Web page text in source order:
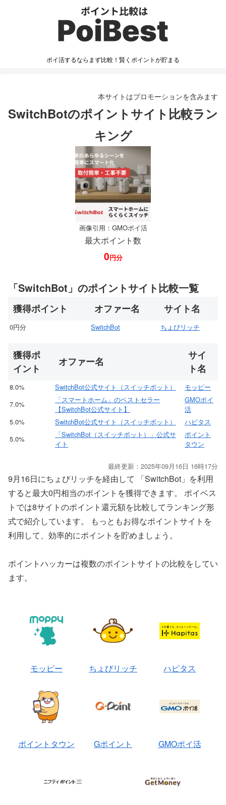
ポイ活するならまず比較！賢くポイントが貯まる
本サイトはプロモーションを含みます
SwitchBotのポイントサイト比較ラン
キング
画像引用：GMOポイ活
最大ポイント数
0円分
「SwitchBot」のポイントサイト比較一覧
獲得ポイント オファー名 サイト名
0円分 SwitchBot ちょびリッチ
獲得ポ
イント
オファー名
サイ
ト名
8.0% SwitchBot公式サイト（スイッチボット）
モッピー
7.0%
「スマートホーム」のベストセラー
【SwitchBot公式サイト】
GMOポイ
活
5.0%
SwitchBot公式サイト（スイッチボット）
ハピタス
5.0%
「SwitchBot（スイッチボット）」公式サ
イト
ポイント
タウン
最終更新：2025年09月16日 16時17分
9月16日にちょびリッチを経由して 「SwitchBot」を利用
すると最大0円相当のポイントを獲得できます。 ポイベス
トでは8サイトのポイント還元額を比較してランキング形
式で紹介しています。 もっともお得なポイントサイトを
利用して、効率的にポイントを貯めましょう。
ポイントハッカーは複数のポイントサイトの比較をしてい
ます。
モッピー ちょびリッチ ハピタス
ポイントタウン Gポイント GMOポイ活